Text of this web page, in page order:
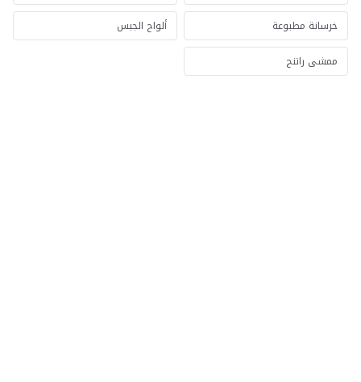
خرسانة مطبوعة
ألواح الجبس
ممشى راتنج